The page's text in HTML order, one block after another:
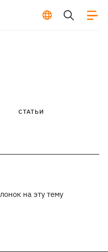
СТАТЬИ
на эту тему